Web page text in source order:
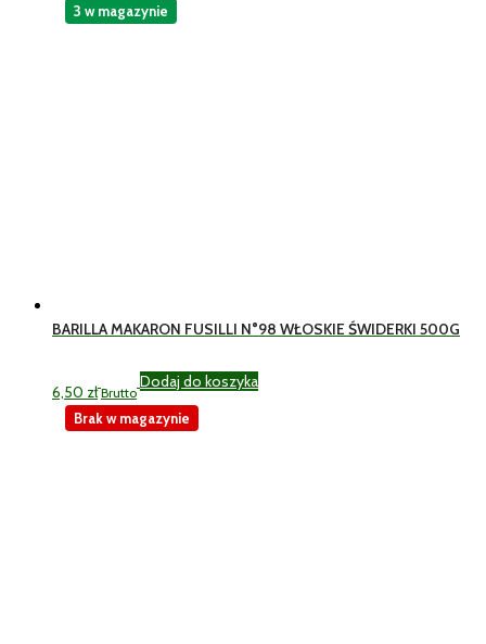
BARILLA MAKARON FUSILLI N°98 WŁOSKIE ŚWIDERKI 500G
6,50 zł Brutto
Dodaj do koszyka
3 w magazynie
Brak w magazynie